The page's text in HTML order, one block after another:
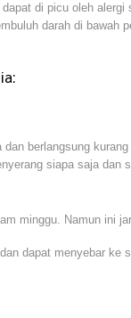
di picu oleh
darah di bawah
berlangsung
siapa saja dan
minggu. Namun ini
dapat menyebar ke